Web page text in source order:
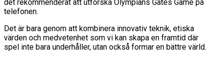
det rekommenderat att utforska Olympians Gates Game på
telefonen.
Det är bara genom att kombinera innovativ teknik, etiska
värden och medvetenhet som vi kan skapa en framtid där
spel inte bara underhåller, utan också formar en bättre värld.